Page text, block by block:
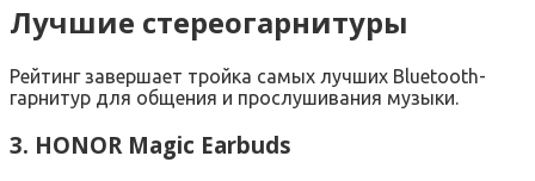
Лучшие стереогарнитуры
Рейтинг завершает тройка самых лучших Bluetooth-
гарнитур для общения и прослушивания музыки.
3. HONOR Magic Earbuds